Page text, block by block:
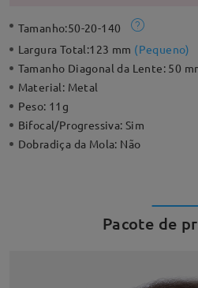
Tamanho:50-20-140
Largura Total:123 mm (Pequeno)
Tamanho Diagonal da Lente: 50
Material: Metal
Peso: 11g
Bifocal/Progressiva:Sim
Dobradiça da Mola: Não
Pacote de